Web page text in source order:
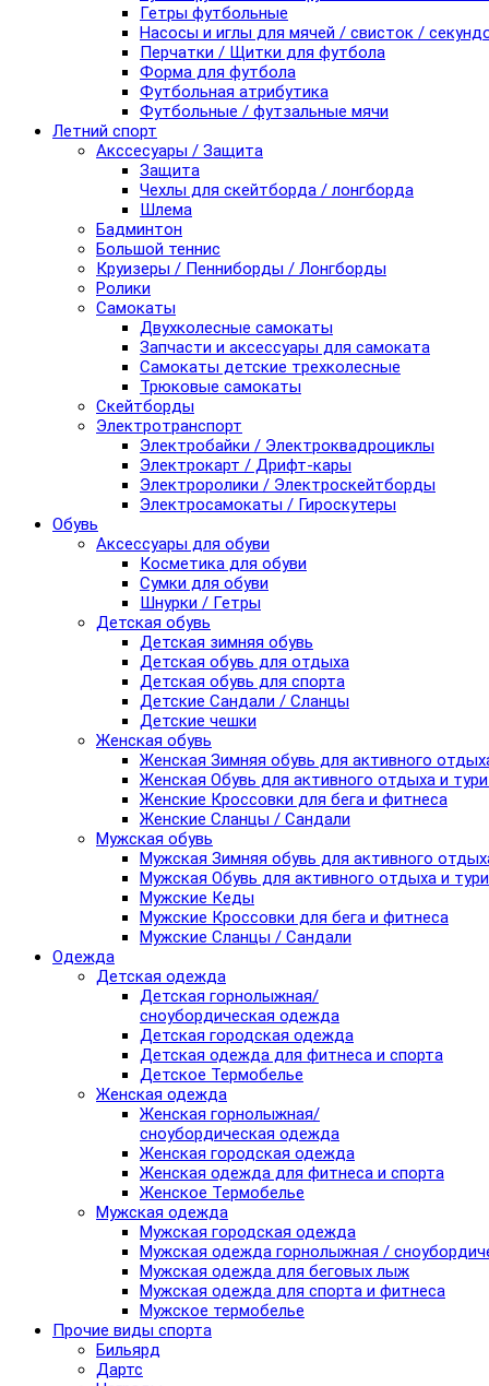
Гетры футбольные
Насосы и иглы для мячей / свисток /
Перчатки / Щитки для футбола
Форма для футбола
Футбольная атрибутика
Футбольные / футзальные мячи
Летний спорт
Акссесуары / Защита
Защита
Чехлы для скейтборда / лонгборда
Шлема
Бадминтон
Большой теннис
Круизеры / Пенниборды / Лонгборды
Ролики
Самокаты
Двухколесные самокаты
Запчасти и аксессуары для самоката
Самокаты детские трехколесные
Трюковые самокаты
Скейтборды
Электротранспорт
Электробайки / Электроквадроциклы
Электрокарт / Дрифт-кары
Электроролики / Электроскейтборды
Электросамокаты / Гироскутеры
Обувь
Аксессуары для обуви
Косметика для обуви
Сумки для обуви
Шнурки / Гетры
Детская обувь
Детская зимняя обувь
Детская обувь для отдыха
Детская обувь для спорта
Детские Сандали / Сланцы
Детские чешки
Женская обувь
Женская Зимняя обувь для активного
Женская Обувь для активного отдыха и
Женские Кроссовки для бега и фитнеса
Женские Сланцы / Сандали
Мужская обувь
Мужская Зимняя обувь для активного
Мужская Обувь для активного отдыха и
Мужские Кеды
Мужские Кроссовки для бега и фитнеса
Мужские Сланцы / Сандали
Одежда
Детская одежда
Детская горнолыжная/
сноубордическая одежда
Детская городская одежда
Детская одежда для фитнеса и спорта
Детское Термобелье
Женская одежда
Женская горнолыжная/
сноубордическая одежда
Женская городская одежда
Женская одежда для фитнеса и спорта
Женское Термобелье
Мужская одежда
Мужская городская одежда
Мужская одежда горнолыжная /
Мужская одежда для беговых лыж
Мужская одежда для спорта и фитнеса
Мужское термобелье
Прочие виды спорта
Бильярд
Дартс